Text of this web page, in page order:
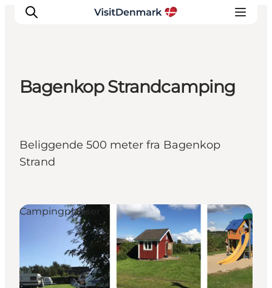
Oplevelser
Overnatning
Bagenkop Strandcamping
Beliggende 500 meter fra Bagenkop
Strand
Campingpladser